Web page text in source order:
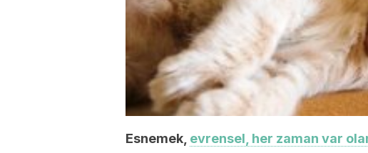
Esnemek, evrensel, her zaman var